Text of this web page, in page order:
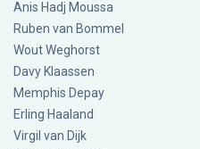
Anis Hadj Moussa
Ruben van Bommel
Wout Weghorst
Davy Klaassen
Memphis Depay
Erling Haaland
Virgil van Dijk